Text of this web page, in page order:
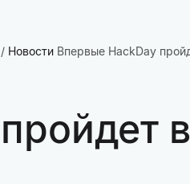
Новости Впервые HackDay